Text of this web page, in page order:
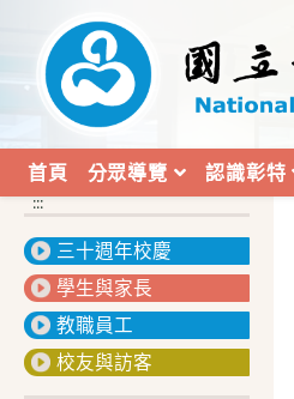
內
首頁 分眾導覽 認識彰特
:::
三十週年校慶
學生與家長
教職員工
校友與訪客